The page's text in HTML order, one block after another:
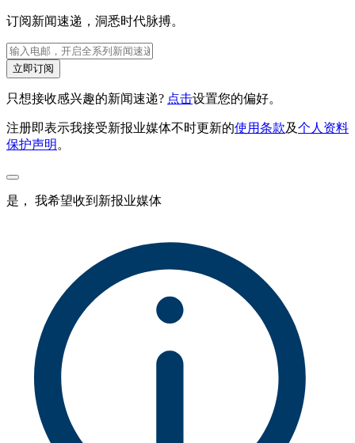
订阅新闻速递，洞悉时代脉搏。
立即订阅
只想接收感兴趣的新闻速递? 点击设置您的偏好。
注册即表示我接受新报业媒体不时更新的使用条款及个人资料
保护声明 。
是， 我希望收到新报业媒体